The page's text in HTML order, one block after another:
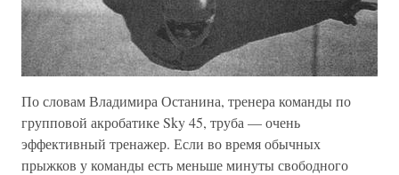
По словам Владимира Останина, тренера команды по
групповой акробатике Sky 45, труба — очень
эффективный тренажер. Если во время обычных
прыжков у команды есть меньше минуты свободного